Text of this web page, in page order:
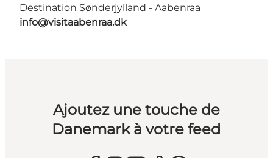
Destination Sønderjylland - Aabenraa
info@visitaabenraa.dk
Ajoutez une touche de
Danemark à votre feed